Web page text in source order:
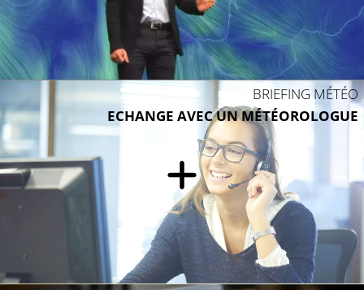
BRIEFING MÉTÉO
ECHANGE AVEC UN MÉTÉOROLOGUE